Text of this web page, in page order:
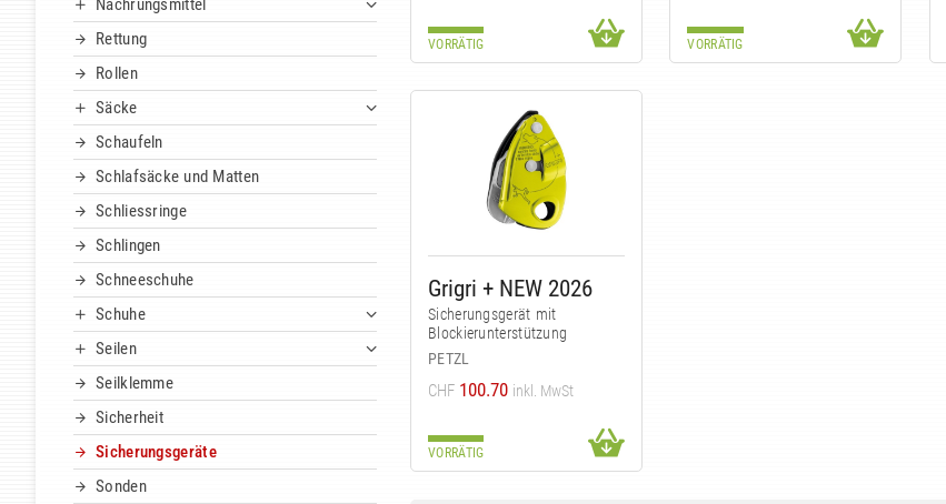
Nachrungsmittel
Rettung
Rollen
Säcke
Schaufeln
Schlafsäcke und Matten
Schliessringe
Schlingen
Schneeschuhe
Schuhe
Seilen
Seilklemme
Sicherheit
Sicherungsgeräte
Sonden
VORRÄTIG VORRÄTIG
Grigri + NEW 2026
Sicherungsgerät mit
Blockierunterstützung
PETZL
CHF 100.70 inkl. MwSt
VORRÄTIG